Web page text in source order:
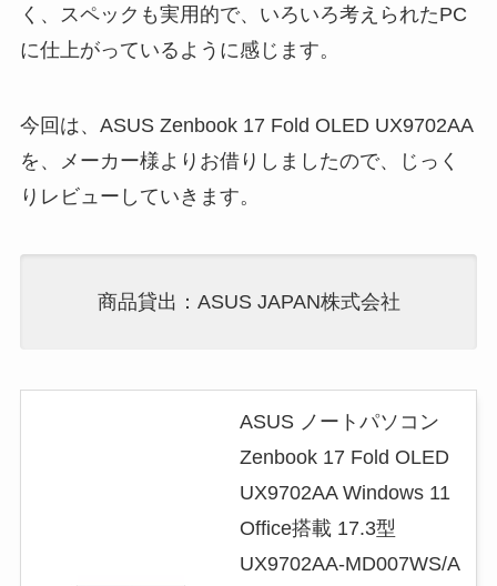
く、スペックも実用的で、いろいろ考えられたPC
に仕上がっているように感じます。
今回は、ASUS Zenbook 17 Fold OLED UX9702AA
を、メーカー様よりお借りしましたので、じっく
りレビューしていきます。
商品貸出：ASUS JAPAN株式会社
ASUS ノートパソコン
Zenbook 17 Fold OLED
UX9702AA Windows 11
Office搭載 17.3型
UX9702AA-MD007WS/A